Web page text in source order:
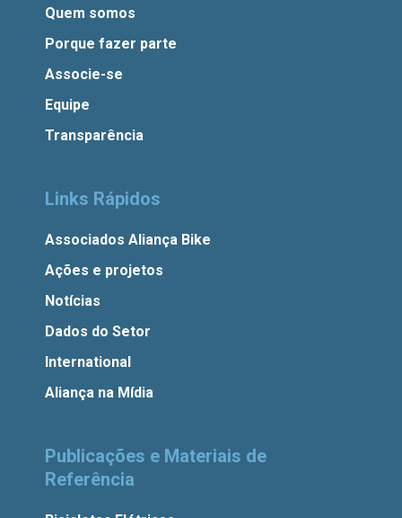
Quem somos
Porque fazer parte
Associe-se
Equipe
Transparência
Links Rápidos
Associados Aliança Bike
Ações e projetos
Notícias
Dados do Setor
International
Aliança na Mídia
Publicações e Materiais de
Referência